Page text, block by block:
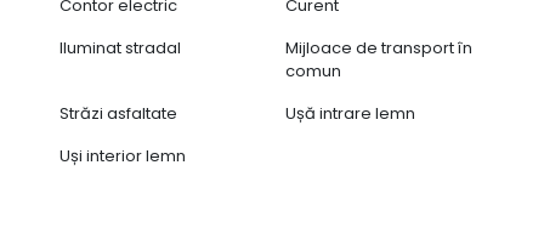
Contor electric
Curent
Iluminat stradal
Mijloace de transport în
comun
Străzi asfaltate
Ușă intrare lemn
Uși interior lemn